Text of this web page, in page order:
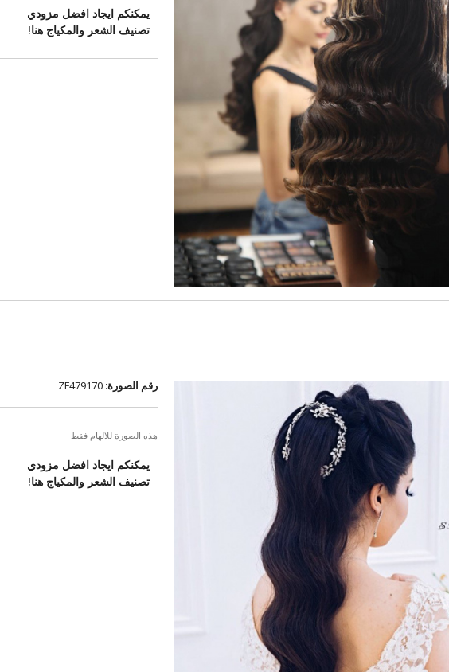
يمكنكم ايجاد افضل مزودي
تصنيف الشعر والمكياج هنا!
رقم الصورة:
هذه الصورة للالهام فقط
يمكنكم ايجاد افضل مزودي
تصنيف الشعر والمكياج هنا!